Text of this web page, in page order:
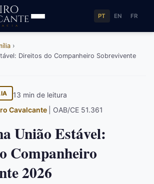
PT EN FR
Direitos do Companheiro Sobrevivente
13 min de leitura
Cavalcante | OAB/CE 51.361
União Estável:
Companheiro
2026